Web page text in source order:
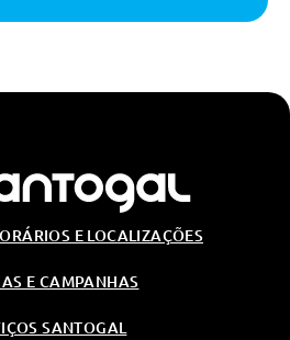
Dos
E LOCALIZAÇÕES
E CAMPANHAS
SANTOGAL